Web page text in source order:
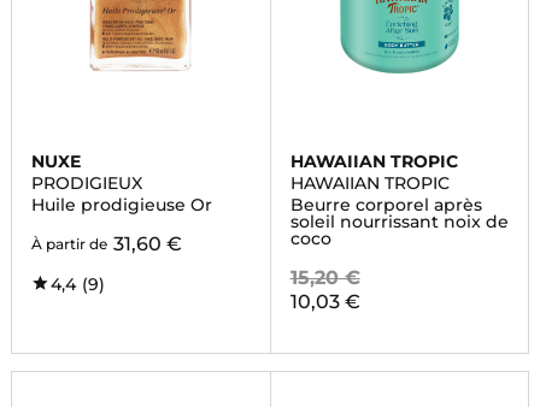
NUXE
PRODIGIEUX
Huile prodigieuse Or
À partir de 31,60 €
4,4 (9)
HAWAIIAN TROPIC
HAWAIIAN TROPIC
Beurre corporel après
soleil nourrissant noix de
coco
15,20 €
10,03 €